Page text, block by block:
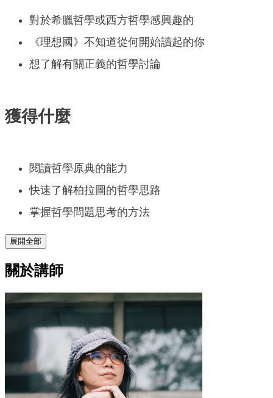
對於希臘哲學或西方哲學感興趣的
《理想國》不知道從何開始讀起的你
想了解有關正義的哲學討論
獲得什麼
閱讀哲學原典的能力
快速了解柏拉圖的哲學思路
掌握哲學問題思考的方法
展開全部
關於講師